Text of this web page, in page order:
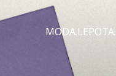
MODA.LEPOTA.